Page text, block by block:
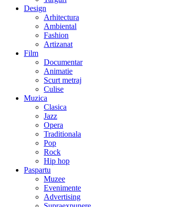
Design
Arhitectura
Ambiental
Fashion
Artizanat
Film
Documentar
Animatie
Scurt metraj
Culise
Muzica
Clasica
Jazz
Opera
Traditionala
Pop
Rock
Hip hop
Paspartu
Muzee
Evenimente
Advertising